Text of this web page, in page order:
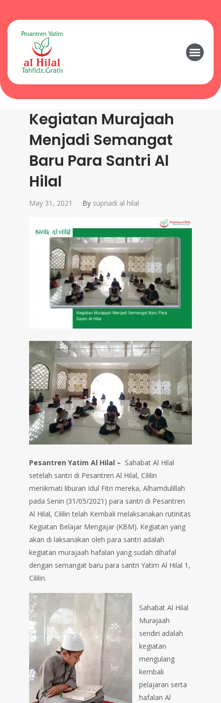
Kegiatan Murajaah
Menjadi Semangat
Baru Para Santri Al
Hilal
May 31, 2021 By supriadi al hilal
Pesantren Yatim Al Hilal – Sahabat Al Hilal
setelah santri di Pesantren Al Hilal, Cililin
menikmati liburan Idul Fitri mereka, Alhamdulillah
pada Senin (31/05/2021) para santri di Pesantren
Al Hilal, Cililin telah Kembali melaksanakan rutinitas
Kegiatan Belajar Mengajar (KBM). Kegiatan yang
akan di laksanakan oleh para santri adalah
kegiatan murajaah hafalan yang sudah dihafal
dengan semangat baru para santri Yatim Al Hilal 1,
Cililin.
Sahabat Al Hilal
Murajaah
sendiri adalah
kegiatan
mengulang
kembali
pelajaran serta
hafalan Al